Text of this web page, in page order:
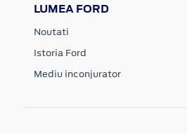
LUMEA FORD
Noutati
Istoria Ford
Mediu inconjurator